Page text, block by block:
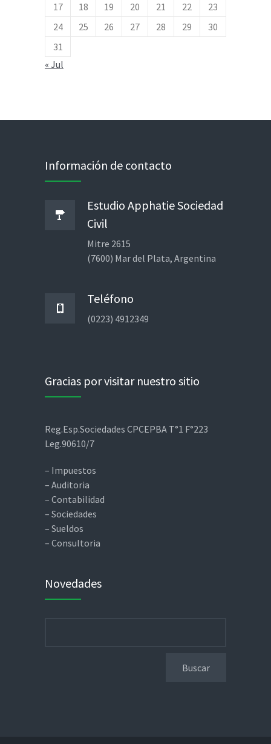
17
18 19 20 21 22
23
24
25 26 27 28 29
30
31
« Jul
Información de contacto
Estudio Apphatie Sociedad
Civil
Mitre 2615
(7600) Mar del Plata, Argentina
Teléfono
(0223) 4912349
Gracias por visitar nuestro sitio
Reg.Esp.Sociedades CPCEPBA T°1 F°223
Leg.90610/7
– Impuestos
– Auditoria
– Contabilidad
– Sociedades
– Sueldos
– Consultoria
Novedades